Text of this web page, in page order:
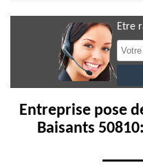
Etre
Entreprise pose
Baisants